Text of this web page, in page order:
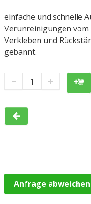
einfache und schnelle
Verunreinigungen vom
Verkleben und
gebannt.
Anfrage